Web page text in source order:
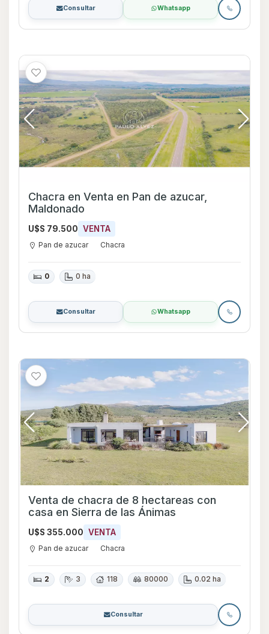
Consultar Whatsapp
Chacra en Venta en Pan de azucar,
Maldonado
U$S 79.500 VENTA
Pan de azucar Chacra
0 0 ha
Consultar Whatsapp
Venta de chacra de 8 hectareas con
casa en Sierra de las Ánimas
U$S 355.000 VENTA
Pan de azucar Chacra
2 3 118 80000 0.02 ha
Consultar